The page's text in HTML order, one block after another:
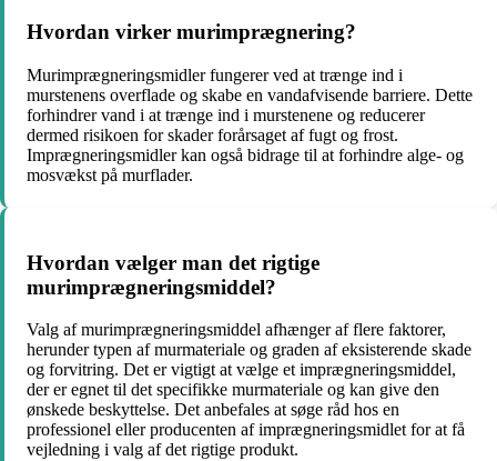
Hvordan virker murimprægnering?
Murimprægneringsmidler fungerer ved at trænge ind i
murstenens overflade og skabe en vandafvisende barriere. Dette
forhindrer vand i at trænge ind i murstenene og reducerer
dermed risikoen for skader forårsaget af fugt og frost.
Imprægneringsmidler kan også bidrage til at forhindre alge- og
mosvækst på murflader.
Hvordan vælger man det rigtige
murimprægneringsmiddel?
Valg af murimprægneringsmiddel afhænger af flere faktorer,
herunder typen af murmateriale og graden af eksisterende skade
og forvitring. Det er vigtigt at vælge et imprægneringsmiddel,
der er egnet til det specifikke murmateriale og kan give den
ønskede beskyttelse. Det anbefales at søge råd hos en
professionel eller producenten af imprægneringsmidlet for at få
vejledning i valg af det rigtige produkt.